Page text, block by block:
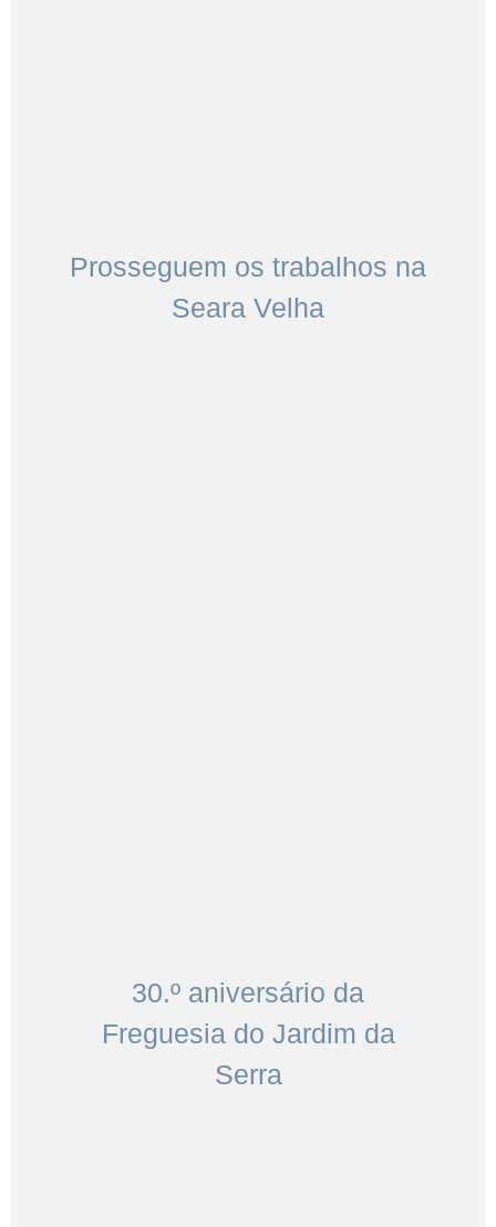
Prosseguem os trabalhos na
Seara Velha
30.º aniversário da
Freguesia do Jardim da
Serra